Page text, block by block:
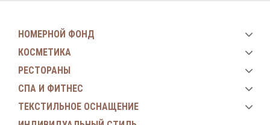
НОМЕРНОЙ ФОНД
КОСМЕТИКА
РЕСТОРАНЫ
СПА И ФИТНЕС
ТЕКСТИЛЬНОЕ ОСНАЩЕНИЕ